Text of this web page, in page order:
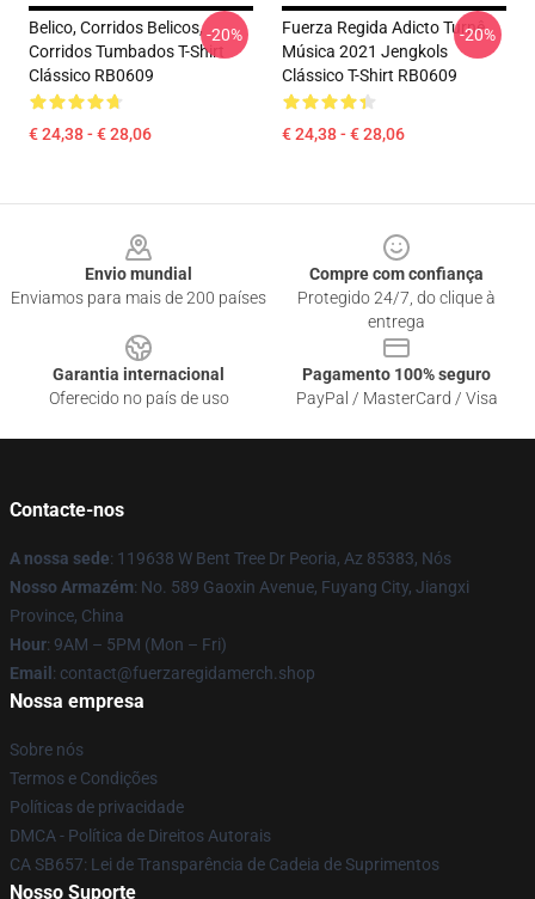
Belico, Corridos Belicos,
Corridos Tumbados T-Shirt
Clássico RB0609
€ 24,38 - € 28,06
-20%
Fuerza Regida Adicto Turnê
Música 2021 Jengkols
Clássico T-Shirt RB0609
€ 24,38 - € 28,06
-20%
Envio mundial
Enviamos para mais de 200 países
Compre com confiança
Protegido 24/7, do clique à
entrega
Garantia internacional
Oferecido no país de uso
Pagamento 100% seguro
PayPal / MasterCard / Visa
Contacte-nos
A nossa sede: 119638 W Bent Tree Dr Peoria, Az 85383, Nós
Nosso Armazém: No. 589 Gaoxin Avenue, Fuyang City, Jiangxi
Province, China
Hour: 9AM – 5PM (Mon – Fri)
Email : contact@fuerzaregidamerch.shop
Nossa empresa
Sobre nós
Termos e Condições
Políticas de privacidade
DMCA - Política de Direitos Autorais
CA SB657: Lei de Transparência de Cadeia de Suprimentos
Nosso Suporte